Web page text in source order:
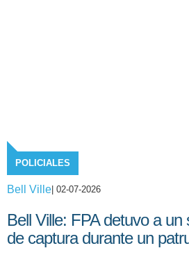
POLICIALES
Bell Ville | 02-07-2026
Bell Ville: FPA detuvo a
de captura durante un